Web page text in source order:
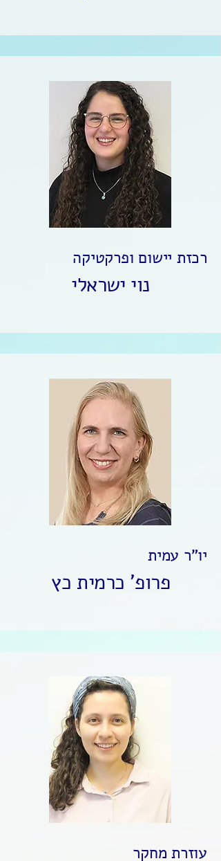
רכזת יישום ופרקטיקה
נוי ישראלי
יו"ר עמית
פרופ' כרמית כץ
עוזרת מחקר